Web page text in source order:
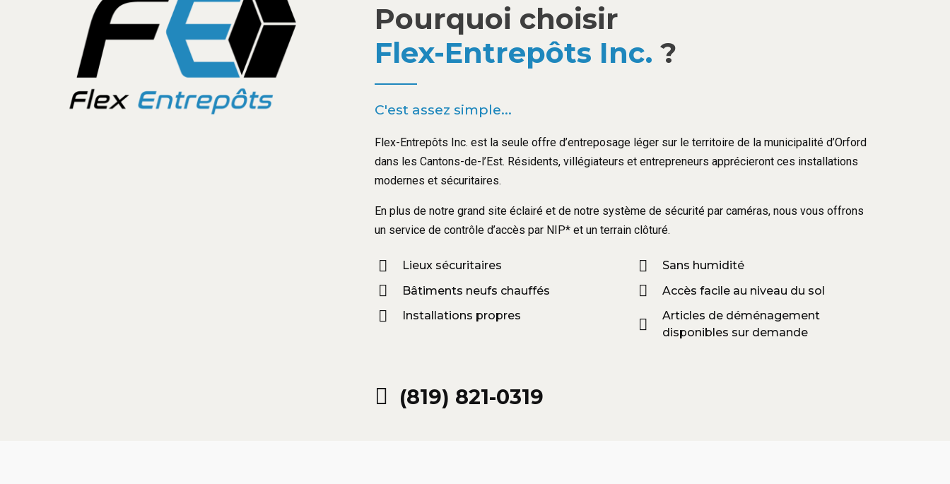
Pourquoi choisir
Flex-Entrepôts Inc. ?
C'est assez simple...
Flex-Entrepôts Inc. est la seule offre d’entreposage léger sur le territoire de la municipalité d’Orford
dans les Cantons-de-l’Est. Résidents, villégiateurs et entrepreneurs apprécieront ces installations
modernes et sécuritaires.
En plus de notre grand site éclairé et de notre système de sécurité par caméras, nous vous offrons
un service de contrôle d’accès par NIP* et un terrain clôturé.
Lieux sécuritaires
Bâtiments neufs chauffés
Installations propres
Sans humidité
Accès facile au niveau du sol
Articles de déménagement
disponibles sur demande
(819) 821-0319